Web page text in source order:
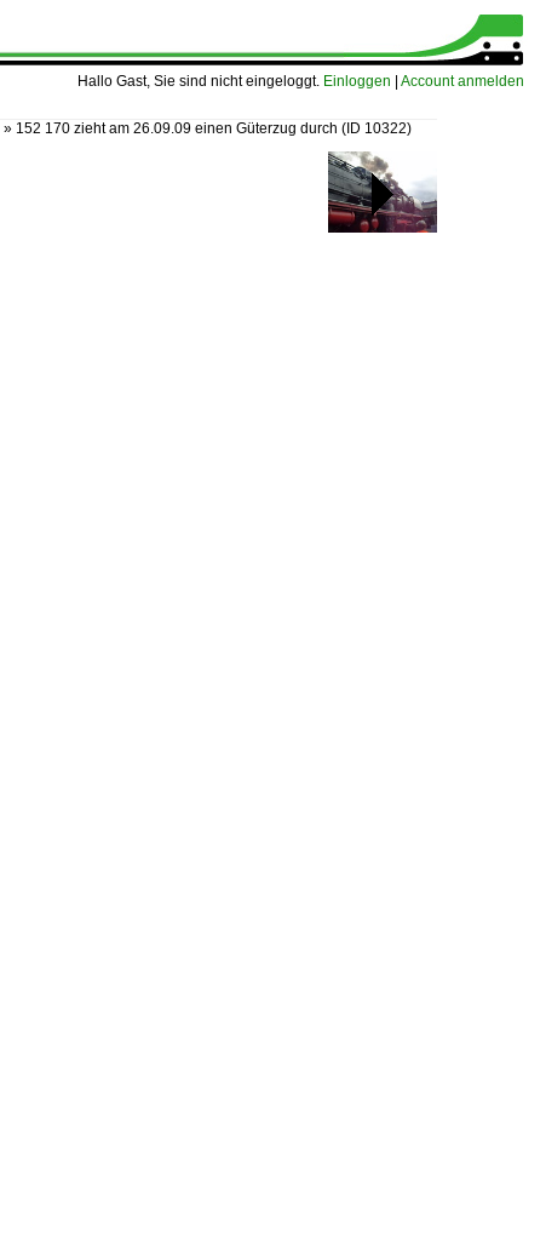
Hallo Gast, Sie sind nicht eingeloggt. Einloggen Account anmelden
» 152 170 zieht am 26.09.09 einen Güterzug durch (ID 10322)